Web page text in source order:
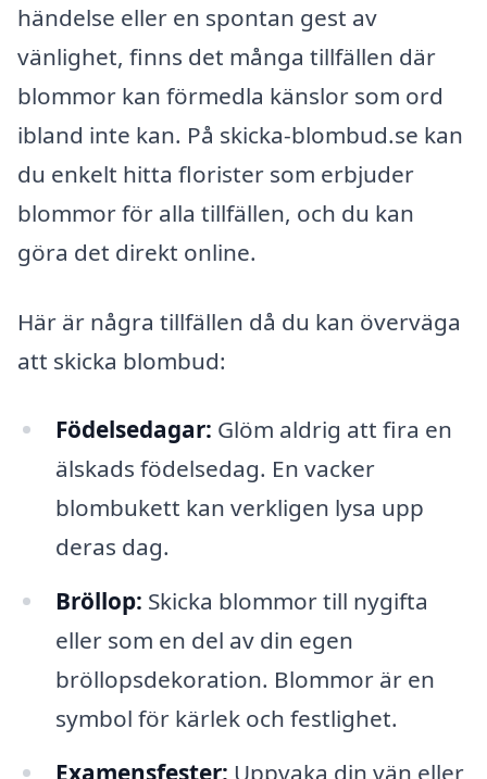
händelse eller en spontan gest av
vänlighet, finns det många tillfällen där
blommor kan förmedla känslor som ord
ibland inte kan. På skicka-blombud.se kan
du enkelt hitta florister som erbjuder
blommor för alla tillfällen, och du kan
göra det direkt online.
Här är några tillfällen då du kan överväga
att skicka blombud:
Födelsedagar: Glöm aldrig att fira en
älskads födelsedag. En vacker
blombukett kan verkligen lysa upp
deras dag.
Bröllop: Skicka blommor till nygifta
eller som en del av din egen
bröllopsdekoration. Blommor är en
symbol för kärlek och festlighet.
Examensfester: Uppvaka din vän eller